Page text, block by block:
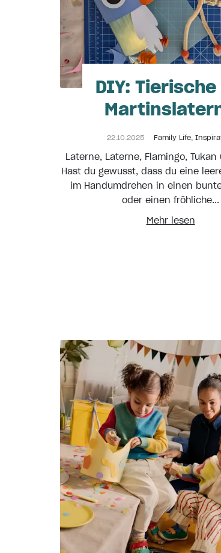
DIY: Tierische
22.10.2025 Family Life,
Laterne, Laterne, Flamingo,
Hast du gewusst, dass du eine
im Handumdrehen in einen
oder einen fröhliche...
Mehr lesen